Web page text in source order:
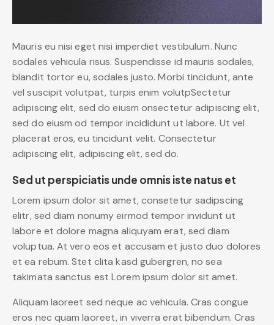
Mauris eu nisi eget nisi imperdiet vestibulum. Nunc
sodales vehicula risus. Suspendisse id mauris sodales,
blandit tortor eu, sodales justo. Morbi tincidunt, ante
vel suscipit volutpat, turpis enim volutpSectetur
adipiscing elit, sed do eiusm onsectetur adipiscing elit,
sed do eiusm od tempor incididunt ut labore. Ut vel
placerat eros, eu tincidunt velit. Consectetur
adipiscing elit, adipiscing elit, sed do.
Sed ut perspiciatis unde omnis iste natus et
Lorem ipsum dolor sit amet, consetetur sadipscing
elitr, sed diam nonumy eirmod tempor invidunt ut
labore et dolore magna aliquyam erat, sed diam
voluptua. At vero eos et accusam et justo duo dolores
et ea rebum. Stet clita kasd gubergren, no sea
takimata sanctus est Lorem ipsum dolor sit amet.
Aliquam laoreet sed neque ac vehicula. Cras congue
eros nec quam laoreet, in viverra erat bibendum. Cras